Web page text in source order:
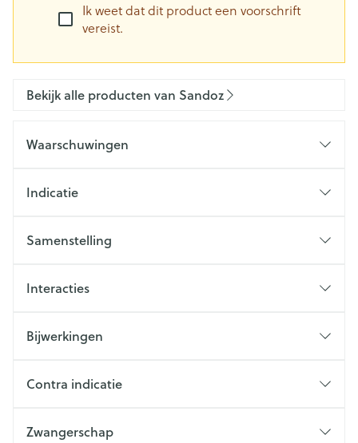
Ik weet dat dit product een voorschrift
vereist.
Bekijk alle producten van Sandoz
Waarschuwingen
Indicatie
Samenstelling
Interacties
Bijwerkingen
Contra indicatie
Zwangerschap